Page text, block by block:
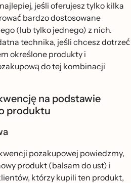
jeśli oferujesz tylko kilka
bardzo dostosowane
(lub tylko jednego) z nich.
technika, jeśli chcesz dotrzeć
określone produkty i
do tej kombinacji
na podstawie
produktu
pozakupowej powiedzmy,
produkt (balsam do ust) i
którzy kupili ten produkt,